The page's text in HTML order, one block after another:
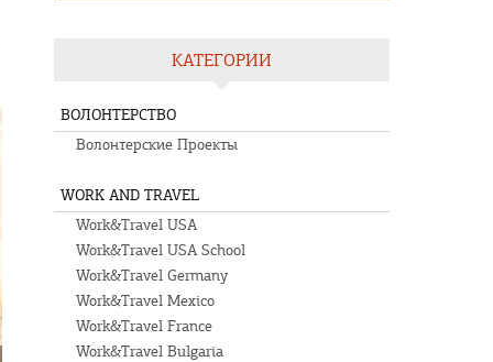
КАТЕГОРИИ
ВОЛОНТЕРСТВО
Волонтерские Проекты
WORK AND TRAVEL
Work&Travel USA
Work&Travel USA School
Work&Travel Germany
Work&Travel Mexico
Work&Travel France
Work&Travel Bulgaria